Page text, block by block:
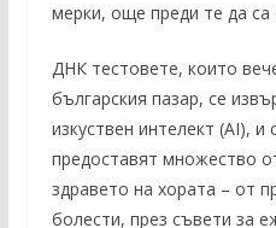
мерки, още преди те да са
ДНК тестовете, които
българския пазар, се
изкуствен интелект (AI), и
предоставят множество
здравето на хората – от
болести, през съвети за